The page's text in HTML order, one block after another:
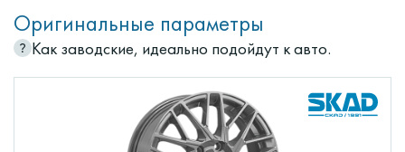
Оригинальные параметры
Как заводские, идеально подойдут к авто.